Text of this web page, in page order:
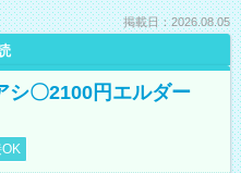
掲載日：2026.08.05
シ〇2100円エルダー